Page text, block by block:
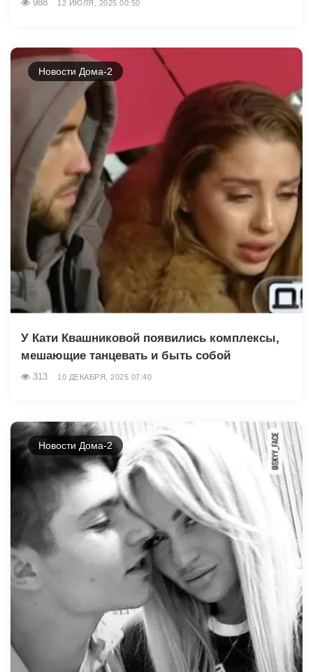
988 12 ИЮЛЯ, 2025 00:50
Новости Дома-2
У Кати Квашниковой появились комплексы,
мешающие танцевать и быть собой
313 10 ДЕКАБРЯ, 2025 07:40
Новости Дома-2